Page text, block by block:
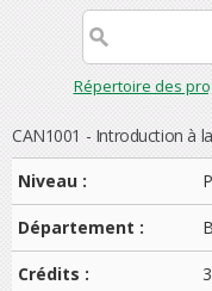
Répertoire des
CAN1001 - Introduction à
Niveau :
Département :
Crédits :